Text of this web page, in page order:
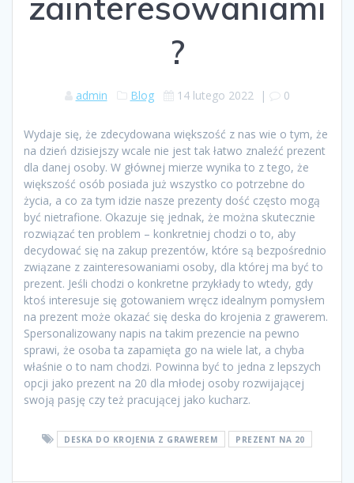
?
admin Blog 14 lutego 2022 | 0
Wydaje się, że zdecydowana większość z nas wie o tym, że
na dzień dzisiejszy wcale nie jest tak łatwo znaleźć prezent
dla danej osoby. W głównej mierze wynika to z tego, że
większość osób posiada już wszystko co potrzebne do
życia, a co za tym idzie nasze prezenty dość często mogą
być nietrafione. Okazuje się jednak, że można skutecznie
rozwiązać ten problem – konkretniej chodzi o to, aby
decydować się na zakup prezentów, które są bezpośrednio
związane z zainteresowaniami osoby, dla której ma być to
prezent. Jeśli chodzi o konkretne przykłady to wtedy, gdy
ktoś interesuje się gotowaniem wręcz idealnym pomysłem
na prezent może okazać się deska do krojenia z grawerem.
Spersonalizowany napis na takim prezencie na pewno
sprawi, że osoba ta zapamięta go na wiele lat, a chyba
właśnie o to nam chodzi. Powinna być to jedna z lepszych
opcji jako prezent na 20 dla młodej osoby rozwijającej
swoją pasję czy też pracującej jako kucharz.
DESKA DO KROJENIA Z GRAWEREM PREZENT NA 20